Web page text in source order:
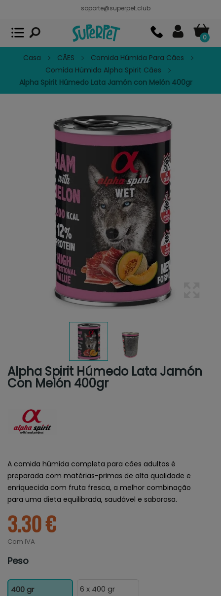
soporte@superpet.club
0
Casa CÃES
Comida Húmida Para Câes
Comida Húmida Alpha Spirit Câes
Alpha Spirit Húmedo Lata Jamón con Melón 400gr
Alpha Spirit Húmedo Lata Jamón
Con Melón 400gr
A comida húmida completa para cães adultos é
preparada com matérias-primas de alta qualidade e
enriquecida com fruta fresca, a melhor combinação
para uma dieta equilibrada, saudável e saborosa.
3.30 €
Com IVA
Peso
400 gr
6 x 400 gr
Superpet, comida para mascotas
APP GRATIS - En Google Play